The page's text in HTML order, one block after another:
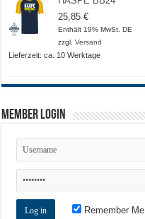
25,85€
Enthält 19% MwSt. DE
zzgl.Versand
Lieferzeit: ca. 10 Werktage
Member Login
Remember Me